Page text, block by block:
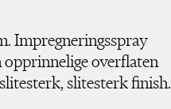
Impregneringsspray
overflaten
slitesterk finish.